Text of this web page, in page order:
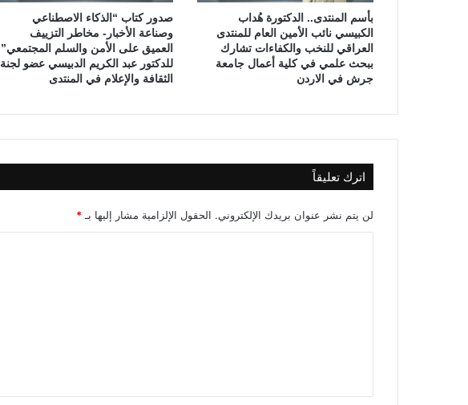
بأسم المنتدى.. الدكتورة هُداب
الكبيسي نائب الأمين العام للمنتدى
العراقي للنخب والكفاءات تشارك
ببحث علمي في كلية أعمال جامعة
جرش في الاردن
صدور كتاب “الذكاء الاصطناعي
وصناعة الأخبار- مخاطر التزييف
العميق على الأمن والسلم المجتمعي”
للدكتور عبد الكريم الدبيسي عضو لجنة
الثقافة والإعلام في المنتدى
اترك تعليقاً
لن يتم نشر عنوان بريدك الإلكتروني. الحقول الإلزامية مشار إليها بـ *